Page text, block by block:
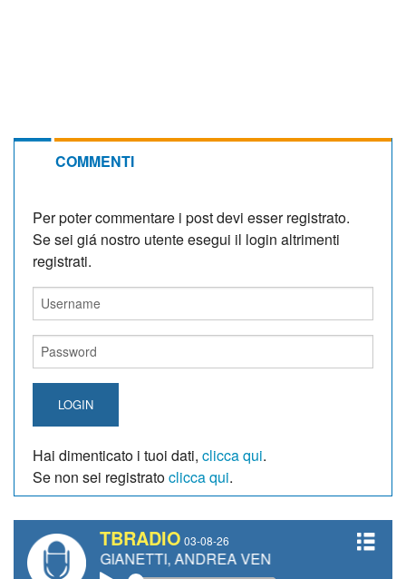
COMMENTI
Per poter commentare i post devi esser registrato.
Se sei giá nostro utente esegui il login altrimenti
registrati.
LOGIN
Hai dimenticato i tuoi dati, clicca qui.
Se non sei registratoclicca qui.
TBRADIO 03-08-26
GIANETTI, ANDREA VENDRAME, FILIPPO FIORELLI